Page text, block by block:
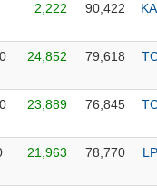
2,222 90,422
24,852 79,618
23,889 76,845
21,963 78,770